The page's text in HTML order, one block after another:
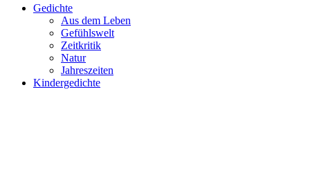
Gedichte
Aus dem Leben
Gefühlswelt
Zeitkritik
Natur
Jahreszeiten
Kindergedichte